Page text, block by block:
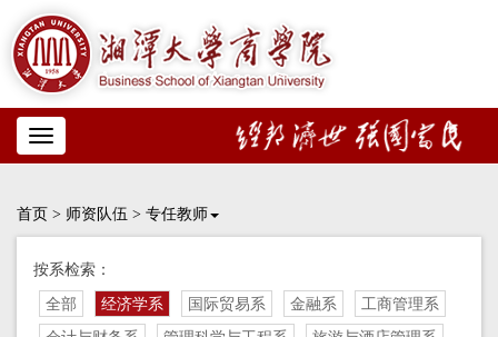
Toggle
navigation
首页 > 师资队伍 > 专任教师
按系检索：
全部 经济学系 国际贸易系 金融系
工商管理系